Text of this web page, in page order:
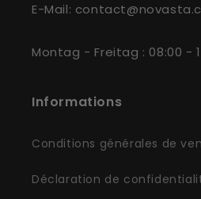
E-Mail:
Montag - Freitag : 08:00 -
Informations
Conditions générales de
Déclaration de